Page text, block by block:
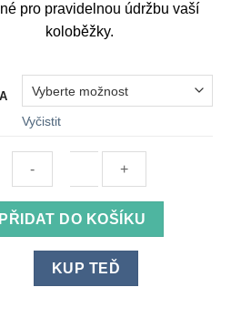
až
pro pravidelnou údržbu vaší
koloběžky.
Vyčistit
PŘIDAT DO KOŠÍKU
KUP TEĎ